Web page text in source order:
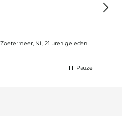
Zoetermeer, NL, 21 uren geleden
lang
Pauze